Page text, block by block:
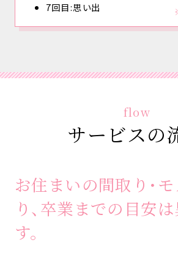
7回目:思い出
flow
サービスの
お住まいの間取り・
り、卒業までの目安
す。